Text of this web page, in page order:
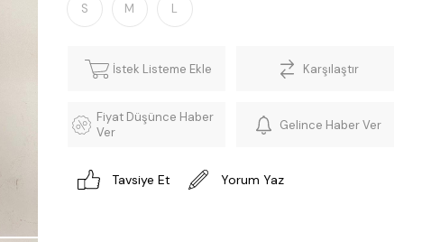
S M L
İstek Listeme Ekle Karşılaştır
Fiyat Düşünce Haber
Ver
Gelince Haber Ver
Tavsiye Et Yorum Yaz